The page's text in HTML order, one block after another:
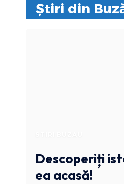
Știri din
Descoperiți
ea acasă!